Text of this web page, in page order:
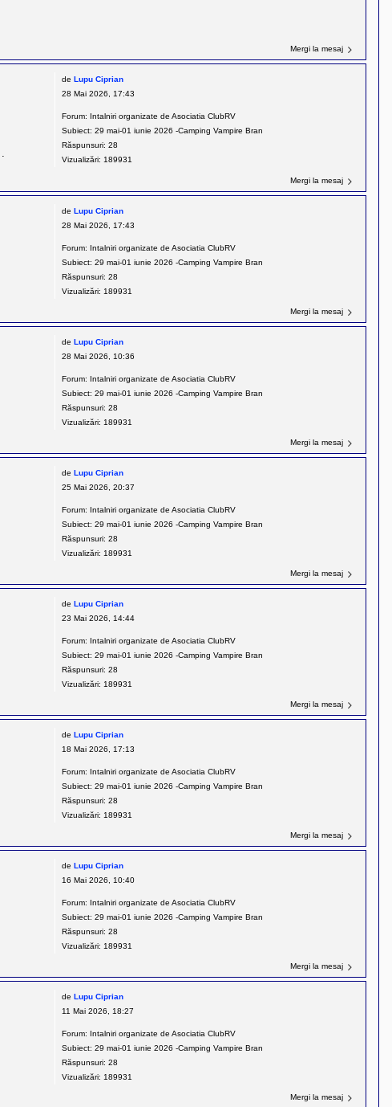
Mergi la mesaj
de Lupu Ciprian
28 Mai 2026, 17:43
Forum: Intalniri organizate de Asociatia ClubRV
Subiect: 29 mai-01 iunie 2026 -Camping Vampire Bran
Răspunsuri: 28
Vizualizări: 189931
Mergi la mesaj
de Lupu Ciprian
28 Mai 2026, 17:43
Forum: Intalniri organizate de Asociatia ClubRV
Subiect: 29 mai-01 iunie 2026 -Camping Vampire Bran
Răspunsuri: 28
Vizualizări: 189931
Mergi la mesaj
de Lupu Ciprian
28 Mai 2026, 10:36
Forum: Intalniri organizate de Asociatia ClubRV
Subiect: 29 mai-01 iunie 2026 -Camping Vampire Bran
Răspunsuri: 28
Vizualizări: 189931
Mergi la mesaj
de Lupu Ciprian
25 Mai 2026, 20:37
Forum: Intalniri organizate de Asociatia ClubRV
Subiect: 29 mai-01 iunie 2026 -Camping Vampire Bran
Răspunsuri: 28
Vizualizări: 189931
Mergi la mesaj
de Lupu Ciprian
23 Mai 2026, 14:44
Forum: Intalniri organizate de Asociatia ClubRV
Subiect: 29 mai-01 iunie 2026 -Camping Vampire Bran
Răspunsuri: 28
Vizualizări: 189931
Mergi la mesaj
de Lupu Ciprian
18 Mai 2026, 17:13
Forum: Intalniri organizate de Asociatia ClubRV
Subiect: 29 mai-01 iunie 2026 -Camping Vampire Bran
Răspunsuri: 28
Vizualizări: 189931
Mergi la mesaj
de Lupu Ciprian
16 Mai 2026, 10:40
Forum: Intalniri organizate de Asociatia ClubRV
Subiect: 29 mai-01 iunie 2026 -Camping Vampire Bran
Răspunsuri: 28
Vizualizări: 189931
Mergi la mesaj
de Lupu Ciprian
11 Mai 2026, 18:27
Forum: Intalniri organizate de Asociatia ClubRV
Subiect: 29 mai-01 iunie 2026 -Camping Vampire Bran
Răspunsuri: 28
Vizualizări: 189931
Mergi la mesaj